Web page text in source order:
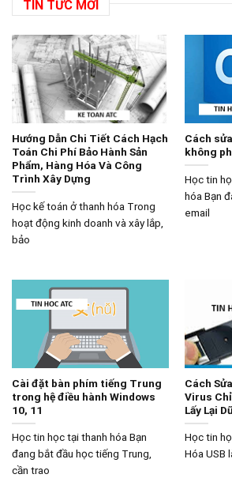
TIN TỨC MỚI
Hướng Dẫn Chi Tiết Cách Hạch
Toán Chi Phí Bảo Hành Sản
Phẩm, Hàng Hóa Và Công
Trình Xây Dựng
Học kế toán ở thanh hóa Trong
hoạt động kinh doanh và xây lắp,
bảo
Cách
không
Học tin
hóa Bạn
email
Cài đặt bàn phím tiếng Trung
trong hệ điều hành Windows
10, 11
Học tin học tại thanh hóa Bạn
đang bắt đầu học tiếng Trung,
cần trao
Cách
Virus
Lấy Lại
Học tin
Hóa USB